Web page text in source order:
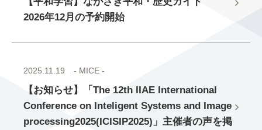
2026年12月の予約開始
2025.11.19 - MICE -
【お知らせ】「The 12th IIAE International
Conference on Inteligent Systems and Image
processing2025(ICISIP2025)」主催者の声を掲